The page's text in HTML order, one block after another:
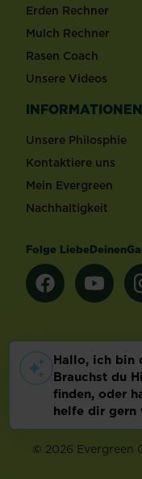
Erden Rechner
Mulch Rechner
Rasen Coach
Unsere Videos
INFORMATIONEN
Unsere Philosphie
Kontaktiere uns
Mein Evergreen
Nachhaltigkeit
Folge
Footer
Impressum & AGB
© 2026 Evergreen